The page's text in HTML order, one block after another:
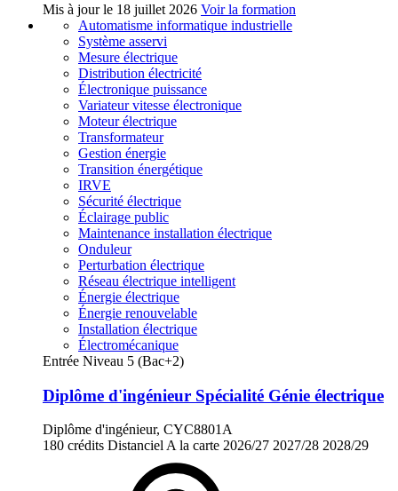
Mis à jour le 18 juillet 2026 Voir la formation
Automatisme informatique industrielle
Système asservi
Mesure électrique
Distribution électricité
Électronique puissance
Variateur vitesse électronique
Moteur électrique
Transformateur
Gestion énergie
Transition énergétique
IRVE
Sécurité électrique
Éclairage public
Maintenance installation électrique
Onduleur
Perturbation électrique
Réseau électrique intelligent
Énergie électrique
Énergie renouvelable
Installation électrique
Électromécanique
Entrée Niveau 5 (Bac+2)
Diplôme d'ingénieur Spécialité Génie électrique
Diplôme d'ingénieur, CYC8801A
180 crédits Distanciel A la carte 2026/27 2027/28 2028/29